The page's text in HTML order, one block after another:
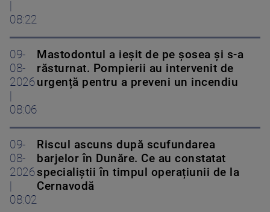
08:22
09-
08-
2026
08:06
Mastodontul a ieșit de pe șosea și s-a
răsturnat. Pompierii au intervenit de
urgență pentru a preveni un incendiu
09-
08-
2026
08:02
Riscul ascuns după scufundarea
barjelor în Dunăre. Ce au constatat
specialiștii în timpul operațiunii de la
Cernavodă